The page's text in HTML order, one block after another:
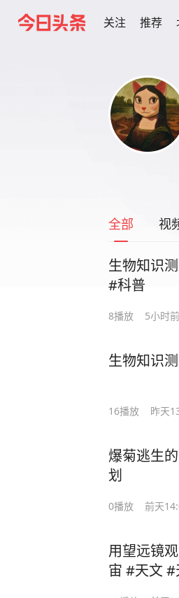
关注 推荐
全部 视
生物知识
#科普
8播放 5小时前
生物知识
16播放 昨天
爆菊逃生
划
0播放 前天
用望远镜
宙 #天文 #